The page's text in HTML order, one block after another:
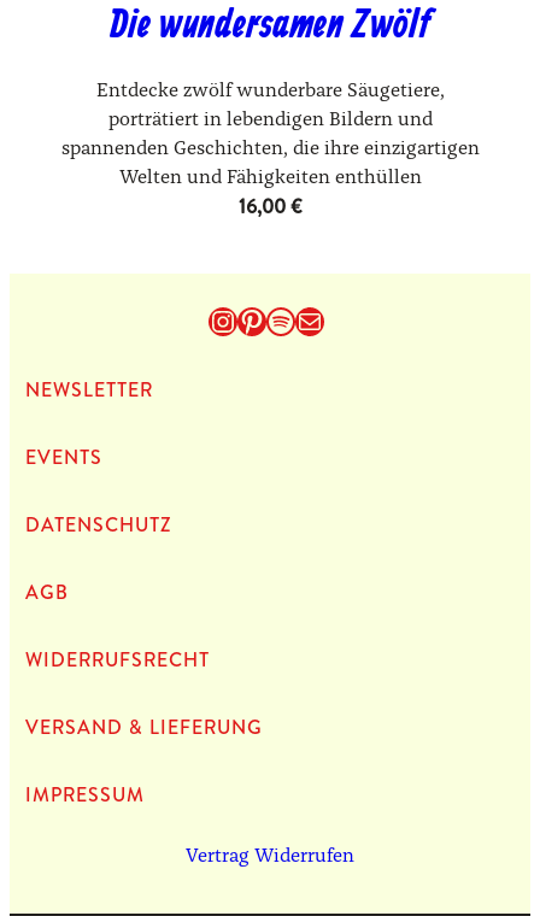
Die wundersamen Zwölf
Entdecke zwölf wunderbare Säugetiere,
porträtiert in lebendigen Bildern und
spannenden Geschichten, die ihre einzigartigen
Welten und Fähigkeiten enthüllen
16,00€
Instagram
Pinterest
Spotify
E-Mail
NEWS­LET­TER
EVENTS
DATEN­SCHUTZ
AGB
WIDERRUFSRECHT
VERSAND & LIEFERUNG
IMPRES­SUM
Vertrag Widerrufen